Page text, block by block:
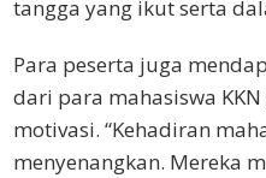
tangga yang ikut serta
Para peserta juga
dari para mahasiswa
motivasi. “Kehadiran
menyenangkan. Mereka